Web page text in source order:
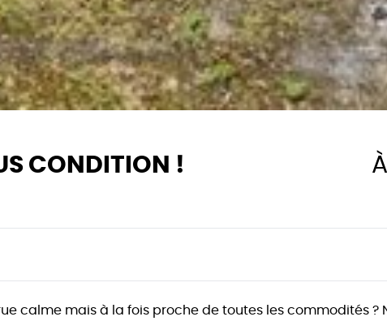
CONDITION !
calme mais à la fois proche de toutes les commodités ?